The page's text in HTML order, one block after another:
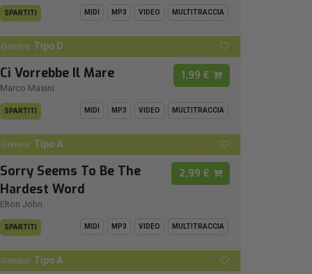
SPARTITI MIDI MP3 VIDEO MULTITRACCIA
Genere: Tipo D
Ci Vorrebbe Il Mare
Marco Masini
1,99 €
SPARTITI MIDI MP3 VIDEO MULTITRACCIA
Genere: Tipo A
Sorry Seems To Be The
Hardest Word
Elton John
2,99 €
SPARTITI MIDI MP3 VIDEO MULTITRACCIA
Genere: Tipo A